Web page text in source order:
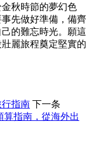
秋時節的夢幻色
先做好準備，備齊
的難忘時光。願這
麗旅程奠定堅實的
指南 下一条
算指南，從海外出